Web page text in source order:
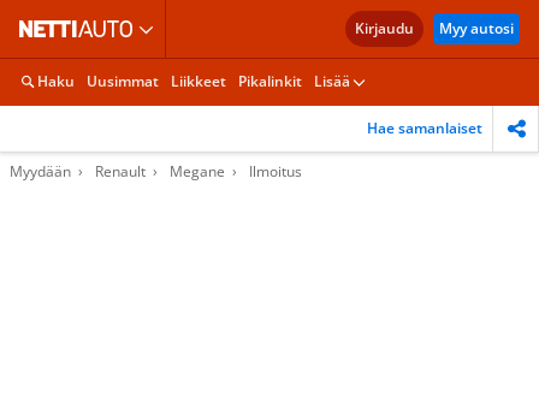
Kirjaudu Myy autosi
Haku Uusimmat Liikkeet Pikalinkit Lisää
Hae samanlaiset
Myydään Renault Megane Ilmoitus